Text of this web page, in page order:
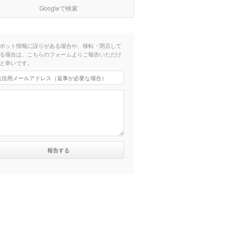
Googleで検索
ット情報に誤りがある場合や、移転・閉店して
場合は、こちらのフォームよりご報告いただけ
幸いです。